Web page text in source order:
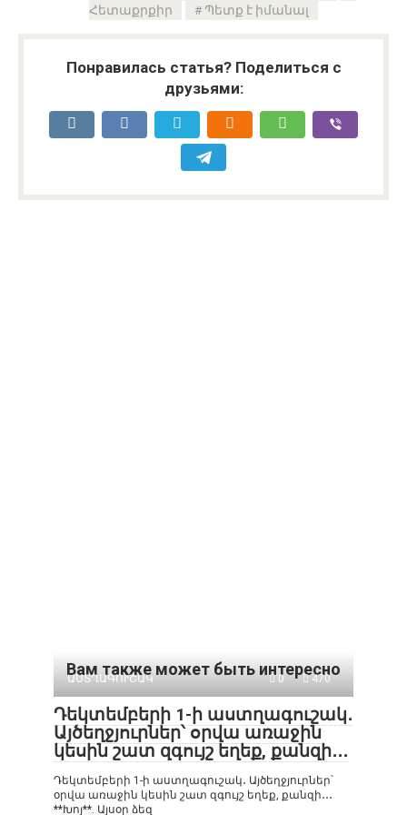
Հետաքրքիր
Պետք է իմանալ
Понравилась статья? Поделиться с
друзьями:
Вам также может быть интересно
ԱՍՏՂԱԳՈՒՇԱԿ 0 470
Դեկտեմբերի 1-ի աստղագուշակ․
Այծեղջյուրներ՝ օրվա առաջին
կեսին շատ զգույշ եղեք, քանզի․․․
Դեկտեմբերի 1-ի աստղագուշակ․ Այծեղջյուրներ՝
օրվա առաջին կեսին շատ զգույշ եղեք, քանզի․․․
**Խոյ**. Այսօր ձեզ